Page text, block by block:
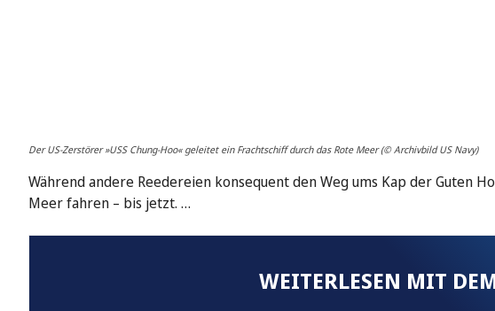
Der US-Zerstörer »USS Chung-Hoo« geleitet ein Frachtschiff durch das Rote Meer (© Archivbild US Navy)
Während andere Reedereien konsequent den Weg ums Kap der Guten
Meer fahren – bis jetzt. …
WEITERLESEN MIT